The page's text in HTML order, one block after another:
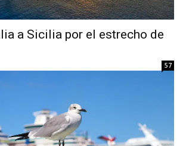
a Sicilia por el estrecho de
57